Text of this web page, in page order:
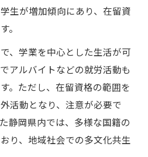
生が増加傾向にあり、在留資
。
、学業を中心とした生活が可
アルバイトなどの就労活動も
。ただし、在留資格の範囲を
活動となり、注意が必要で
静岡県内では、多様な国籍の
り、地域社会での多文化共生